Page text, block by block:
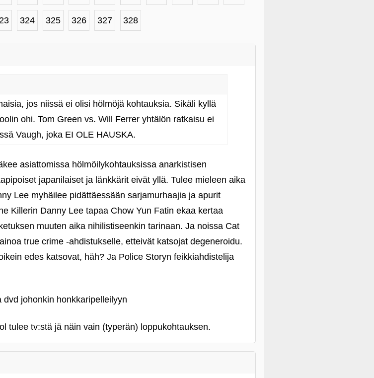
324 325 326 327 328
jos niissä ei olisi hölmöjä kohtauksia. Sikäli kyllä
ohi. Tom Green vs. Will Ferrer yhtälön ratkaisu ei
Vaugh, joka EI OLE HAUSKA.
asiattomissa hölmöilykohtauksissa anarkistisen
japanilaiset ja länkkärit eivät yllä. Tulee mieleen aika
Lee myhäilee pidättäessään sarjamurhaajia ja apurit
Killerin Danny Lee tapaa Chow Yun Fatin ekaa kertaa
muuten aika nihilistiseenkin tarinaan. Ja noissa Cat
true crime ‑ahdistukselle, etteivät katsojat degeneroidu.
edes katsovat, häh? Ja Police Storyn feikkiahdistelija
johonkin honkkaripelleilyyn
tulee tv:stä jä näin vain (typerän) loppukohtauksen.